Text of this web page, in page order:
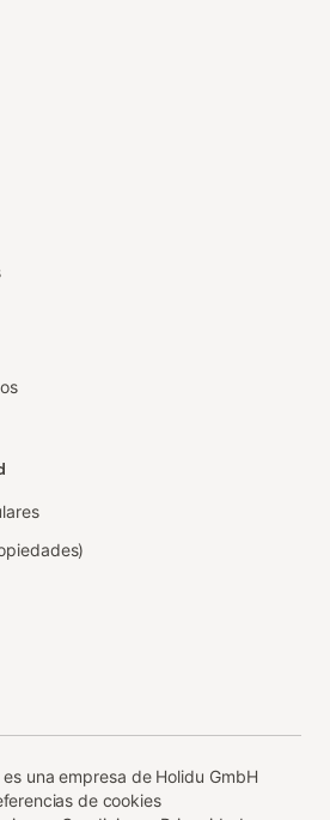
una empresa de Holidu GmbH
de cookies